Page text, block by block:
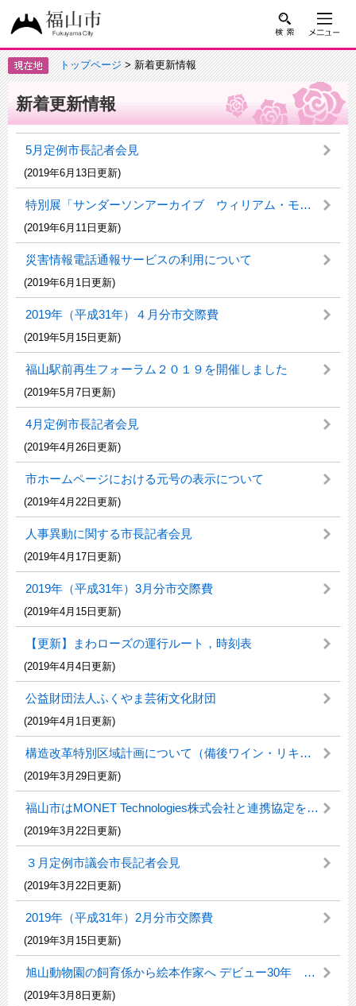
トップページ> 新着更新情報
新着更新情報
5月定例市長記者会見
(2019年6月13日更新)
特別展「サンダーソンアーカイブ ウィリアム・モリスと英国の壁紙展 ―美しい生活をもとめて」
(2019年6月11日更新)
災害情報電話通報サービスの利用について
(2019年6月1日更新)
2019年（平成31年）４月分市交際費
(2019年5月15日更新)
福山駅前再生フォーラム２０１９を開催しました
(2019年5月7日更新)
4月定例市長記者会見
(2019年4月26日更新)
市ホームページにおける元号の表示について
(2019年4月22日更新)
人事異動に関する市長記者会見
(2019年4月17日更新)
2019年（平成31年）3月分市交際費
(2019年4月15日更新)
【更新】まわローズの運行ルート，時刻表
(2019年4月4日更新)
公益財団法人ふくやま芸術文化財団
(2019年4月1日更新)
構造改革特別区域計画について（備後ワイン・リキュール特区）
(2019年3月29日更新)
福山市はMONET Technologies株式会社と連携協定を締結しました
(2019年3月22日更新)
３月定例市議会市長記者会見
(2019年3月22日更新)
2019年（平成31年）2月分市交際費
(2019年3月15日更新)
旭山動物園の飼育係から絵本作家へ デビュー30年 あべ弘士の絵本と美術 -動物たちの魂の鼓動-
(2019年3月8日更新)